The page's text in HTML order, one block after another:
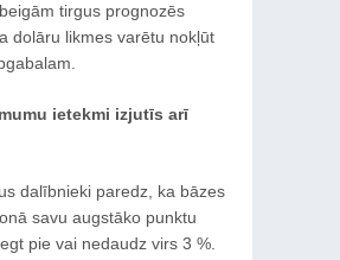
tirgus prognozēs
dolāru likmes varētu nokļūt
ietekmi izjutīs arī
dalībnieki paredz, ka bāzes
savu augstāko punktu
pie vai nedaudz virs 3 %.